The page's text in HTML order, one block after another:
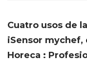
Cuatro usos de
iSensor mychef,
Horeca :